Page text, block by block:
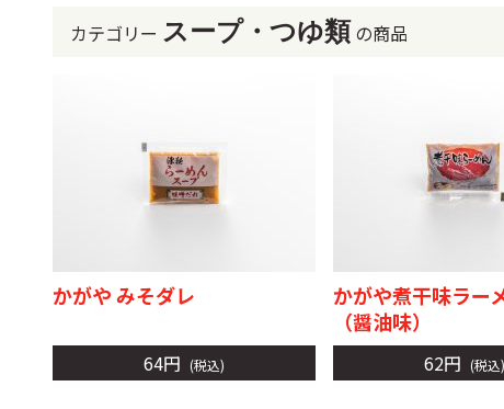
カテゴリー スープ・つゆ類 の商品
かがや みそダレ
64円 税込
かがや煮干味ラー
（醤油味）
62円 税込